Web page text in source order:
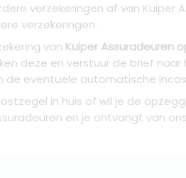
verzekeringen af van Kuiper
verzekeringen.
van Kuiper Assuradeuren
deze en verstuur de brief
de eventuele automatische
in huis of wil je de
en je ontvangt van